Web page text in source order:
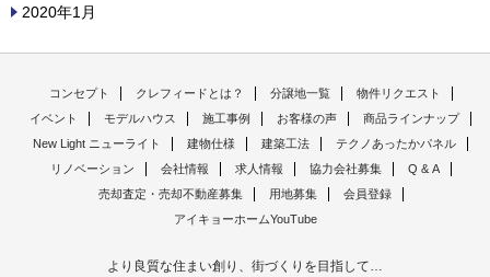
2020年1月
コンセプト クレフィードとは？ 分譲地一覧
物件リクエスト
イベント
モデルハウス 施工事例 お客様の声
商品ラインナップ
New Light ニューライト
建物仕様 建築工法
テクノあったかパネル
リノベーション
会社情報 求人情報 協力会社募集
Q & A
売却査定・売却不動産募集
用地募集
会員登録
アイキョーホームYouTube
より良質な住まい創り、街づくりを目指して…